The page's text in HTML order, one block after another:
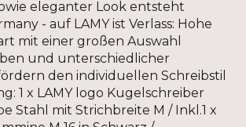
eleganter Look entsteht
- auf LAMY ist Verlass: Hohe
mit einer großen Auswahl
und unterschiedlicher
den individuellen Schreibstil
1 x LAMY logo Kugelschreiber
Stahl mit Strichbreite M / Inkl.1 x